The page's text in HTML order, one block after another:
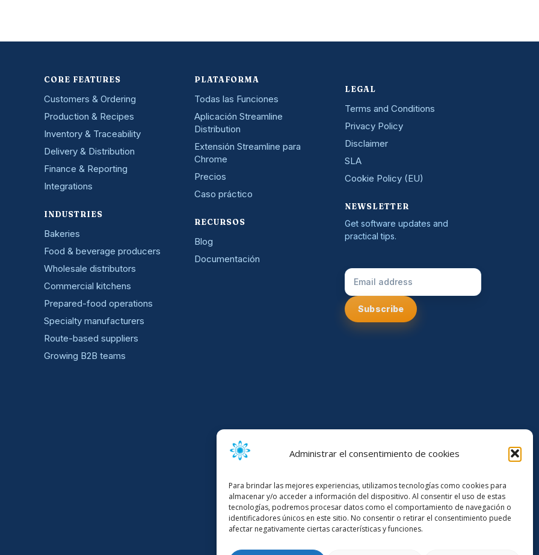
Administrar el consentimiento de cookies
Para brindar las mejores experiencias, utilizamos tecnologías como cookies para
almacenar y/o acceder a información del dispositivo. Al consentir el uso de estas
tecnologías, podremos procesar datos como el comportamiento de navegación o
identificadores únicos en este sitio. No consentir o retirar el consentimiento puede
afectar negativamente ciertas características y funciones.
CORE FEATURES
Customers & Ordering
Production & Recipes
Inventory & Traceability
Delivery & Distribution
Finance & Reporting
Integrations
INDUSTRIES
Bakeries
Food & beverage producers
Wholesale distributors
Commercial kitchens
Prepared-food operations
Specialty manufacturers
Route-based suppliers
Growing B2B teams
PLATAFORMA
Todas las Funciones
Aplicación Streamline
Distribution
Extensión Streamline para
Chrome
Precios
Caso práctico
RECURSOS
Blog
Documentación
LEGAL
Terms and Conditions
Privacy Policy
Disclaimer
SLA
Cookie Policy (EU)
NEWSLETTER
Get software updates and
practical tips.
Email Address